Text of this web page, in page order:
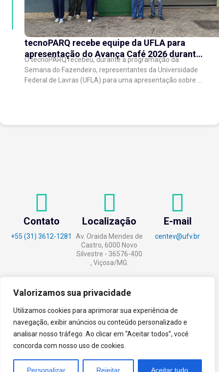
Valorizamos sua privacidade
Utilizamos cookies para aprimorar sua experiência de
navegação, exibir anúncios ou conteúdo personalizado e
analisar nosso tráfego. Ao clicar em “Aceitar todos”, você
concorda com nosso uso de cookies.
Personalizar Rejeitar Aceitar tudo
tecnoPARQ recebe equipe da UFLA para
apresentação do Avança Café 2026 durante
a Semana do Fazendeiro
O tecnoPARQ recebeu, durante a programação da
Semana do Fazendeiro, representantes da Universidade
Federal de Lavras (UFLA) para uma apresentação sobre o
Contato
+55 (31) 3612-1281
Localização
Av. Oraida Mendes de
Castro, 6000 Novo
Silvestre - 36576-400
, Viçosa/MG.
E-mail
centev@ufv.br
tecnoPARQ © 2021 porDigital
Pixel